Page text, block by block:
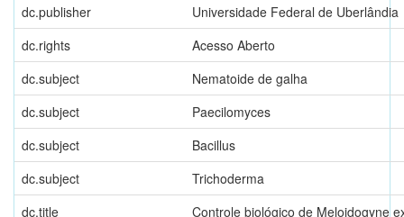
dc.publisher
Universidade Federal de Uberlândia
dc.rights
Acesso Aberto
dc.subject
Nematoide de galha
dc.subject
Paecilomyces
dc.subject
Bacillus
dc.subject
Trichoderma
dc.title
Controle biológico de Meloidogyne